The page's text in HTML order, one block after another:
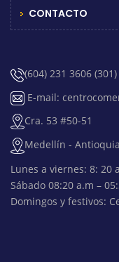
CONTACTO
(604) 231 3606
E-mail:
Cra. 53 #50-51
Medellín - Antioquia
Lunes a viernes: 8: 20
Sábado 08:20 a.m –
Domingos y festivos: